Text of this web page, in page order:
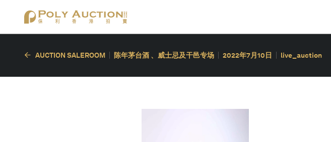
AUCTION SALEROOM 陈年茅台酒 、威士忌及干邑专场 2022年7月10日 live_auction